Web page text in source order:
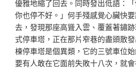
優雅地縮了回去。同時發出低語：
你也停不好。」何手殘感覺心臟快
去，發現那座高聳入雲、覆蓋著鏽
式停車塔，正在那片窄巷的盡頭散
棟停車塔是個異類，它的三號車位
要有人敢在它面前失敗十八次，就